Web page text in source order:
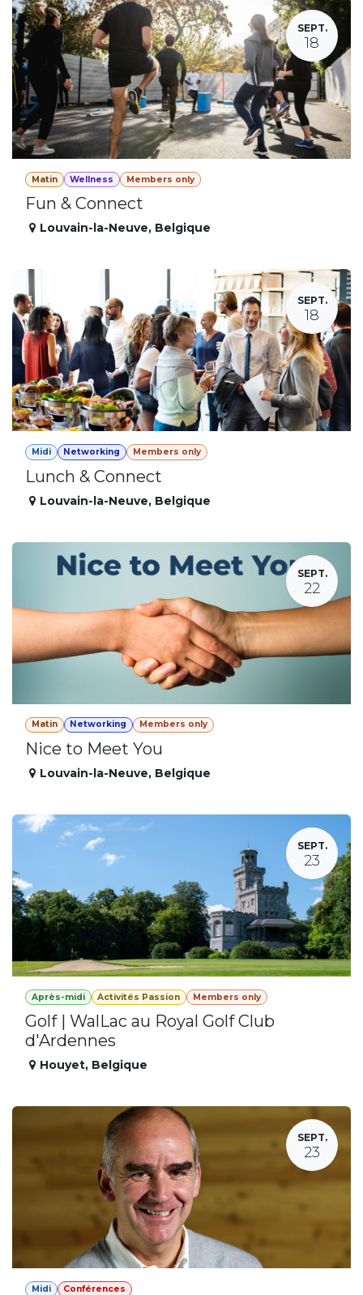
SEPT.
18
Matin Wellness Members only
Fun & Connect
Louvain-la-Neuve, Belgique
SEPT.
18
Midi Networking Members only
Lunch & Connect
Louvain-la-Neuve, Belgique
SEPT.
22
Matin Networking Members only
Nice to Meet You
Louvain-la-Neuve, Belgique
SEPT.
23
Après-midi Activités Passion Members only
Golf | WalLac au Royal Golf Club
d'Ardennes
Houyet, Belgique
SEPT.
23
Midi Conférences